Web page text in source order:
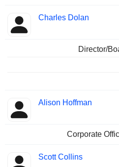
Charles Dolan
Director/
Alison Hoffman
Corporate
Scott Collins